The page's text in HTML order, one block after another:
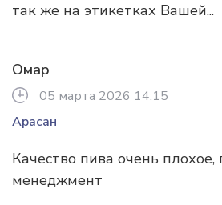
так же на этикетках Вашей...
Омар
05 марта 2026 14:15
Арасан
Качество пива очень
менеджмент